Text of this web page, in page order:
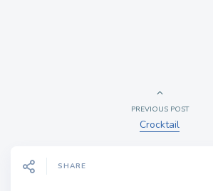
PREVIOUS POST
Crocktail
SHARE